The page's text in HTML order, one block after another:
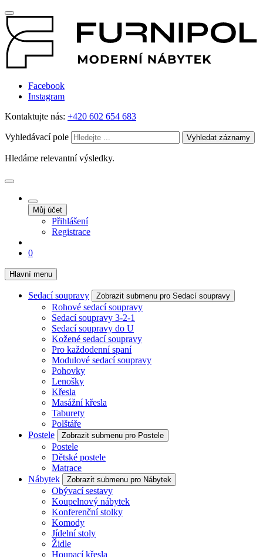
Facebook
Instagram
Kontaktujte nás: +420 602 654 683
Vyhledávací pole Vyhledat záznamy
Hledáme relevantní výsledky.
Můj účet
Přihlášení
Registrace
0
Hlavní menu
Sedací soupravy Zobrazit submenu pro Sedací soupravy
Rohové sedací soupravy
Sedací soupravy 3-2-1
Sedací soupravy do U
Kožené sedací soupravy
Pro každodenní spaní
Modulové sedací soupravy
Pohovky
Lenošky
Křesla
Masážní křesla
Taburety
Polštáře
Postele
Zobrazit submenu pro Postele
Postele
Dětské postele
Matrace
Nábytek
Zobrazit submenu pro Nábytek
Obývací sestavy
Koupelnový nábytek
Konferenční stolky
Komody
Jídelní stoly
Židle
Houpací křesla